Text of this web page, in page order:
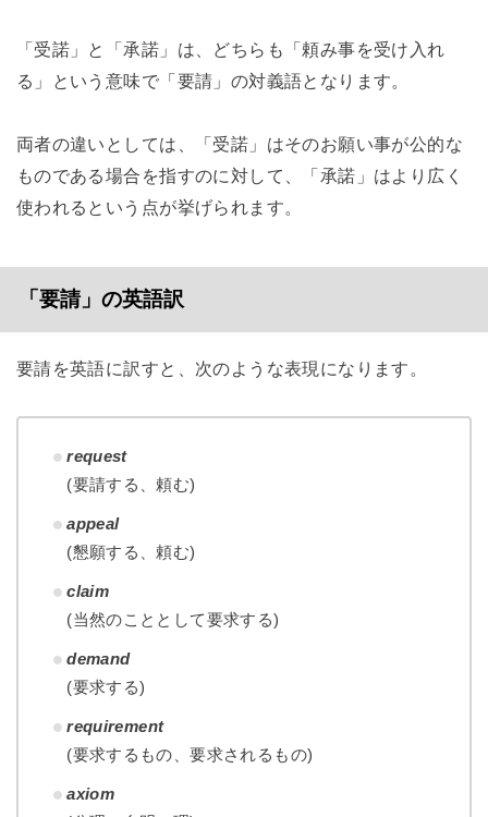
「受諾」と「承諾」は、どちらも「頼み事を受け入れ
る」という意味で「要請」の対義語となります。
両者の違いとしては、「受諾」はそのお願い事が公的な
ものである場合を指すのに対して、「承諾」はより広く
使われるという点が挙げられます。
「要請」の英語訳
要請を英語に訳すと、次のような表現になります。
request
(要請する、頼む)
appeal
(懇願する、頼む)
claim
(当然のこととして要求する)
demand
(要求する)
requirement
(要求するもの、要求されるもの)
axiom